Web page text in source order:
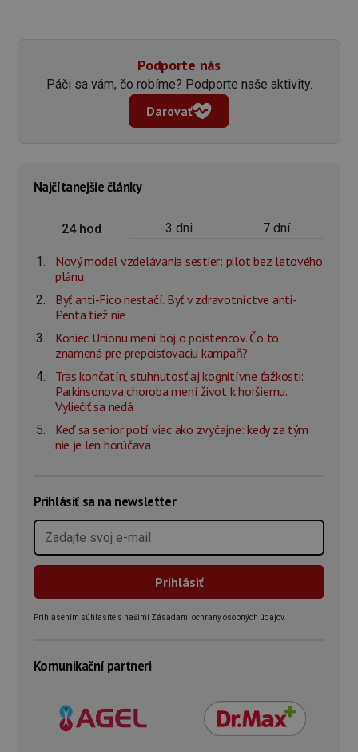
Podporte nás
Páči sa vám, čo robíme? Podporte naše aktivity.
Darovať
Najčítanejšie články
24 hod 3 dni 7 dní
Nový model vzdelávania sestier: pilot bez letového
plánu
Byť anti-Fico nestačí. Byť v zdravotníctve anti-
Penta tiež nie
Koniec Unionu mení boj o poistencov. Čo to
znamená pre prepoisťovaciu kampaň?
Tras končatín, stuhnutosť aj kognitívne ťažkosti:
Parkinsonova choroba mení život k horšiemu.
Vyliečiť sa nedá
Keď sa senior potí viac ako zvyčajne: kedy za tým
nie je len horúčava
Prihlásiť sa na newsletter
Prihlásením súhlasíte s našimi Zásadami ochrany osobných údajov.
Komunikační partneri